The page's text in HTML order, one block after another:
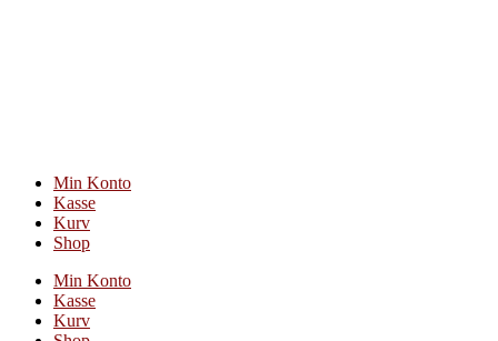
Min Konto
Kasse
Kurv
Shop
Min Konto
Kasse
Kurv